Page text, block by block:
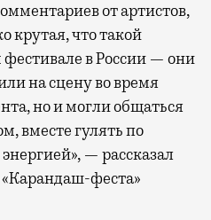
от артистов,
крутая, что такой
в России — они
на сцену во время
но и могли общаться
вместе гулять по
— рассказал
феста»